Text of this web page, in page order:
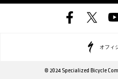
オフィ
© 2024 Specialized Bicycle